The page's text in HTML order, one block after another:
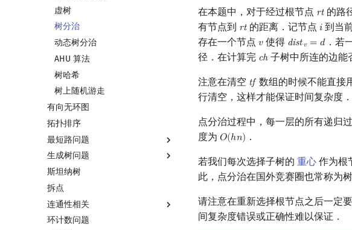
虚树
树分治
动态树分治
AHU 算法
树哈希
树上随机游走
有向无环图
拓扑排序
最短路问题
最短路
差分约束
k 短路
同余最短路
生成树问题
最小生成树
最小树形图
最小直径生成树
斯坦纳树
拆点
连通性相关
强连通分量
环计数问题
在本题中，对于经过根节点 rt
rt的路
有节点到 rt
rt的距离．记节点 𝑖
i 到当
存在一个节点 𝑣
v使得 dist𝑣 = 𝑑
distv =d ．若
径．在计算完 ch
ch子树中所连的边能
注意在清空 tf
tf 数组的时候不能直接
行清空，这样才能保证时间复杂度．
点分治过程中，每一层的所有递归
度为 𝑂(ℎ𝑛)
O(hn) ．
若我们每次选择子树的 重心 作为根
此，点分治在国外竞赛圈也常称为
请注意在重新选择根节点之后一定
间复杂度错误或正确性难以保证．